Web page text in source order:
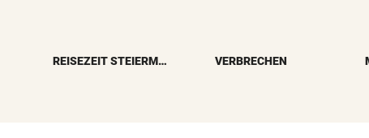
REISEZEIT STEIERMARK VERBRECHEN